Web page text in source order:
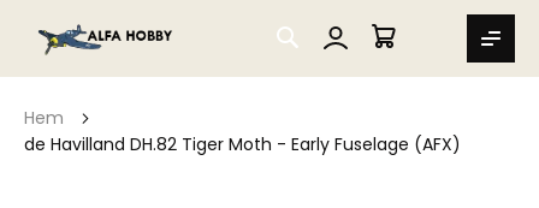
SEARCH
MIN VARUKORG
Hem
de Havilland DH.82 Tiger Moth - Early Fuselage (AFX)